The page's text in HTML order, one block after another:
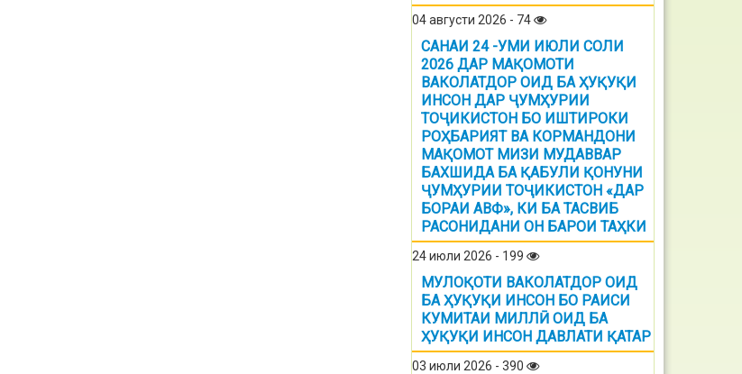
04 августи 2026 - 74
САНАИ 24 -УМИ ИЮЛИ СОЛИ
2026 ДАР МАҚОМОТИ
ВАКОЛАТДОР ОИД БА ҲУҚУҚИ
ИНСОН ДАР ҶУМҲУРИИ
ТОҶИКИСТОН БО ИШТИРОКИ
РОҲБАРИЯТ ВА КОРМАНДОНИ
МАҚОМОТ МИЗИ МУДАВВАР
БАХШИДА БА ҚАБУЛИ ҚОНУНИ
ҶУМҲУРИИ ТОҶИКИСТОН «ДАР
БОРАИ АВФ», КИ БА ТАСВИБ
РАСОНИДАНИ ОН БАРОИ ТАҲКИ
24 июли 2026 - 199
МУЛОҚОТИ ВАКОЛАТДОР ОИД
БА ҲУҚУҚИ ИНСОН БО РАИСИ
КУМИТАИ МИЛЛӢ ОИД БА
ҲУҚУҚИ ИНСОН ДАВЛАТИ ҚАТАР
03 июли 2026 - 390